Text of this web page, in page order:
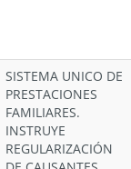
SISTEMA UNICO DE
PRESTACIONES
FAMILIARES.
INSTRUYE
REGULARIZACIÓN